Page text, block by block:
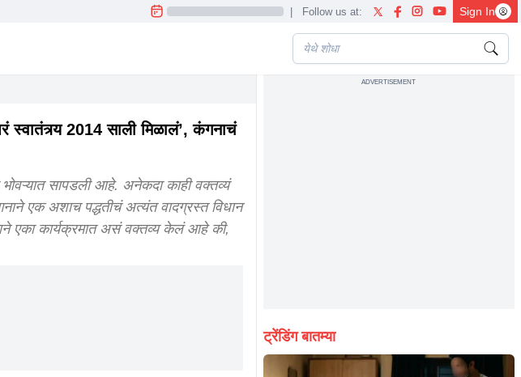
| Follow us at: Sign In
in 2014 kangana ranaut controversial statement
2014 साली मिळालं’, कंगनाचं
भोवऱ्यात सापडली आहे. अनेकदा काही वक्तव्यं
एक अशाच पद्धतीचं अत्यंत वादग्रस्त विधान
एका कार्यक्रमात असं वक्तव्य केलं आहे की,
ADVERTISEMENT
ट्रेंडिंग बातम्या